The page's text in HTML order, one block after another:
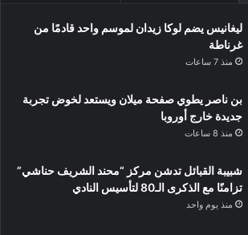
ليغانيس يضم لوكا زيدان لموسم واحد قادمًا من
غرناطة
منذ 7 ساعات
بن ناصر يطوي صفحة ميلان ويستعد لخوض تجربة
جديدة خارج أوروبا
منذ 8 ساعات
شبيبة القبائل تدشن مركز “محند الشريف حناشي”
تزامنًا مع الذكرى الـ80 لتأسيس النادي
منذ يوم واحد